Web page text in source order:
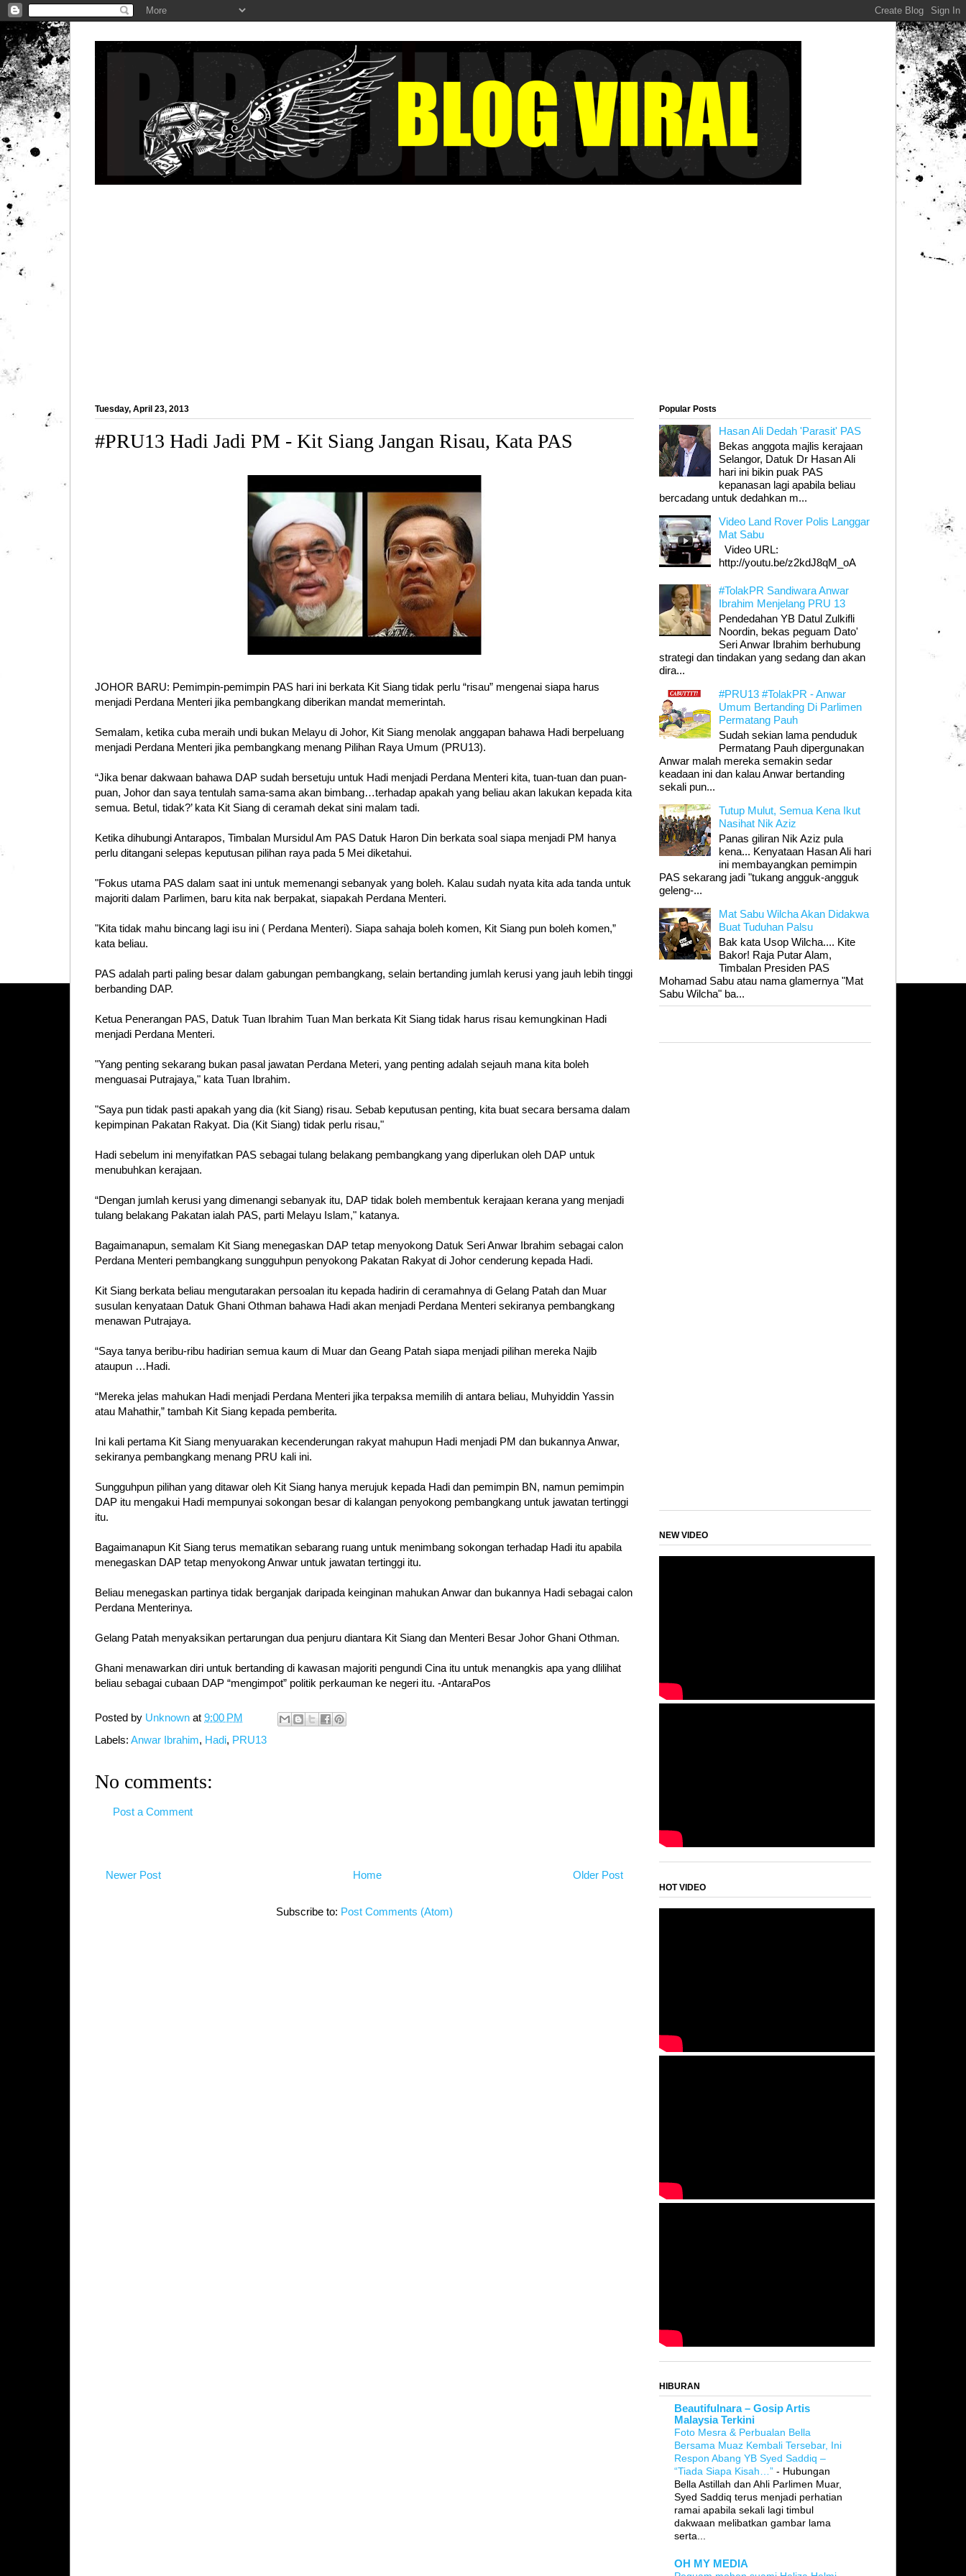
Tuesday, April 23, 2013
#PRU13 Hadi Jadi PM - Kit Siang Jangan Risau, Kata PAS
JOHOR BARU: Pemimpin-pemimpin PAS hari ini berkata Kit Siang tidak perlu “risau” mengenai siapa harus
menjadi Perdana Menteri jika pembangkang diberikan mandat memerintah.
Semalam, ketika cuba meraih undi bukan Melayu di Johor, Kit Siang menolak anggapan bahawa Hadi berpeluang
menjadi Perdana Menteri jika pembangkang menang Pilihan Raya Umum (PRU13).
“Jika benar dakwaan bahawa DAP sudah bersetuju untuk Hadi menjadi Perdana Menteri kita, tuan-tuan dan puan-
puan, Johor dan saya tentulah sama-sama akan bimbang…terhadap apakah yang beliau akan lakukan kepada kita
semua. Betul, tidak?’ kata Kit Siang di ceramah dekat sini malam tadi.
Ketika dihubungi Antarapos, Timbalan Mursidul Am PAS Datuk Haron Din berkata soal siapa menjadi PM hanya
perlu ditangani selepas keputusan pilihan raya pada 5 Mei diketahui.
"Fokus utama PAS dalam saat ini untuk memenangi sebanyak yang boleh. Kalau sudah nyata kita ada tanda untuk
majoriti dalam Parlimen, baru kita nak berpakat, siapakah Perdana Menteri.
"Kita tidak mahu bincang lagi isu ini ( Perdana Menteri). Siapa sahaja boleh komen, Kit Siang pun boleh komen,”
kata beliau.
PAS adalah parti paling besar dalam gabungan pembangkang, selain bertanding jumlah kerusi yang jauh lebih tinggi
berbanding DAP.
Ketua Penerangan PAS, Datuk Tuan Ibrahim Tuan Man berkata Kit Siang tidak harus risau kemungkinan Hadi
menjadi Perdana Menteri.
"Yang penting sekarang bukan pasal jawatan Perdana Meteri, yang penting adalah sejauh mana kita boleh
menguasai Putrajaya," kata Tuan Ibrahim.
"Saya pun tidak pasti apakah yang dia (kit Siang) risau. Sebab keputusan penting, kita buat secara bersama dalam
kepimpinan Pakatan Rakyat. Dia (Kit Siang) tidak perlu risau,"
Hadi sebelum ini menyifatkan PAS sebagai tulang belakang pembangkang yang diperlukan oleh DAP untuk
menubuhkan kerajaan.
“Dengan jumlah kerusi yang dimenangi sebanyak itu, DAP tidak boleh membentuk kerajaan kerana yang menjadi
tulang belakang Pakatan ialah PAS, parti Melayu Islam," katanya.
Bagaimanapun, semalam Kit Siang menegaskan DAP tetap menyokong Datuk Seri Anwar Ibrahim sebagai calon
Perdana Menteri pembangkang sungguhpun penyokong Pakatan Rakyat di Johor cenderung kepada Hadi.
Kit Siang berkata beliau mengutarakan persoalan itu kepada hadirin di ceramahnya di Gelang Patah dan Muar
susulan kenyataan Datuk Ghani Othman bahawa Hadi akan menjadi Perdana Menteri sekiranya pembangkang
menawan Putrajaya.
“Saya tanya beribu-ribu hadirian semua kaum di Muar dan Geang Patah siapa menjadi pilihan mereka Najib
ataupun …Hadi.
“Mereka jelas mahukan Hadi menjadi Perdana Menteri jika terpaksa memilih di antara beliau, Muhyiddin Yassin
atau Mahathir,” tambah Kit Siang kepada pemberita.
Ini kali pertama Kit Siang menyuarakan kecenderungan rakyat mahupun Hadi menjadi PM dan bukannya Anwar,
sekiranya pembangkang menang PRU kali ini.
Sungguhpun pilihan yang ditawar oleh Kit Siang hanya merujuk kepada Hadi dan pemimpin BN, namun pemimpin
DAP itu mengakui Hadi mempunyai sokongan besar di kalangan penyokong pembangkang untuk jawatan tertinggi
itu.
Bagaimanapun Kit Siang terus mematikan sebarang ruang untuk menimbang sokongan terhadap Hadi itu apabila
menegaskan DAP tetap menyokong Anwar untuk jawatan tertinggi itu.
Beliau menegaskan partinya tidak berganjak daripada keinginan mahukan Anwar dan bukannya Hadi sebagai calon
Perdana Menterinya.
Gelang Patah menyaksikan pertarungan dua penjuru diantara Kit Siang dan Menteri Besar Johor Ghani Othman.
Ghani menawarkan diri untuk bertanding di kawasan majoriti pengundi Cina itu untuk menangkis apa yang dlilihat
beliau sebagai cubaan DAP “mengimpot” politik perkauman ke negeri itu. -AntaraPos
Posted by Unknown at 9:00 PM
Labels: Anwar Ibrahim, Hadi, PRU13
No comments:
Post a Comment
Newer Post Older Post
Home
Subscribe to: Post Comments (Atom)
Popular Posts
Hasan Ali Dedah 'Parasit' PAS
Bekas anggota majlis kerajaan
Selangor, Datuk Dr Hasan Ali
hari ini bikin puak PAS
kepanasan lagi apabila beliau
bercadang untuk dedahkan m...
Video Land Rover Polis Langgar
Mat Sabu
Video URL:
http://youtu.be/z2kdJ8qM_oA
#TolakPR Sandiwara Anwar
Ibrahim Menjelang PRU 13
Pendedahan YB Datul Zulkifli
Noordin, bekas peguam Dato'
Seri Anwar Ibrahim berhubung
strategi dan tindakan yang sedang dan akan
dira...
#PRU13 #TolakPR - Anwar
Umum Bertanding Di Parlimen
Permatang Pauh
Sudah sekian lama penduduk
Permatang Pauh dipergunakan
Anwar malah mereka semakin sedar
keadaan ini dan kalau Anwar bertanding
sekali pun...
Tutup Mulut, Semua Kena Ikut
Nasihat Nik Aziz
Panas giliran Nik Aziz pula
kena... Kenyataan Hasan Ali hari
ini membayangkan pemimpin
PAS sekarang jadi "tukang angguk-angguk
geleng-...
Mat Sabu Wilcha Akan Didakwa
Buat Tuduhan Palsu
Bak kata Usop Wilcha.... Kite
Bakor! Raja Putar Alam,
Timbalan Presiden PAS
Mohamad Sabu atau nama glamernya "Mat
Sabu Wilcha" ba...
NEW VIDEO
HOT VIDEO
HIBURAN
Beautifulnara – Gosip Artis
Malaysia Terkini
Foto Mesra & Perbualan Bella
Bersama Muaz Kembali Tersebar, Ini
Respon Abang YB Syed Saddiq –
“Tiada Siapa Kisah…” - Hubungan
Bella Astillah dan Ahli Parlimen Muar,
Syed Saddiq terus menjadi perhatian
ramai apabila sekali lagi timbul
dakwaan melibatkan gambar lama
serta...
OH MY MEDIA